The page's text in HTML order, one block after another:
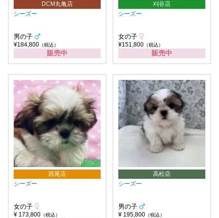
DCM丸亀店
シーズー
男の子
¥184,800 （税込）
販売中
刈谷店
シーズー
女の子
¥151,800 （税込）
販売中
西尾店
シーズー
女の子
¥ 173,800 （税込）
高松店
シーズー
男の子
¥ 195,800 （税込）